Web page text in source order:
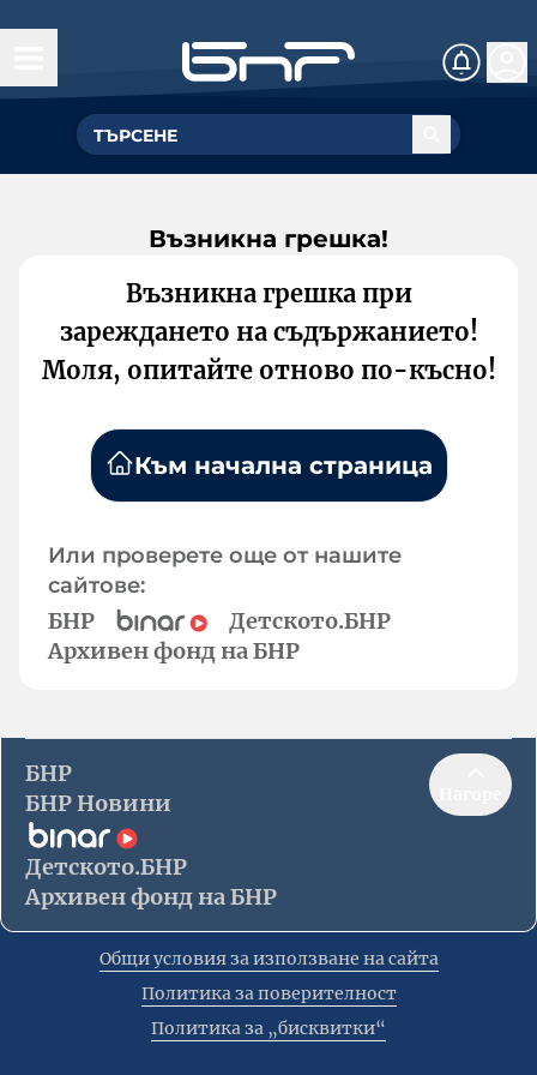
Възникна грешка!
Възникна грешка при
зареждането на съдържанието!
Моля, опитайте отново по-късно!
Към начална страница
Или проверете още от нашите
сайтове:
БНР
Детското.БНР
Архивен фонд на БНР
БНР
БНР Новини
Детското.БНР
Архивен фонд на БНР
Общи условия за използване на сайта
Политика за поверителност
Политика за „бисквитки“